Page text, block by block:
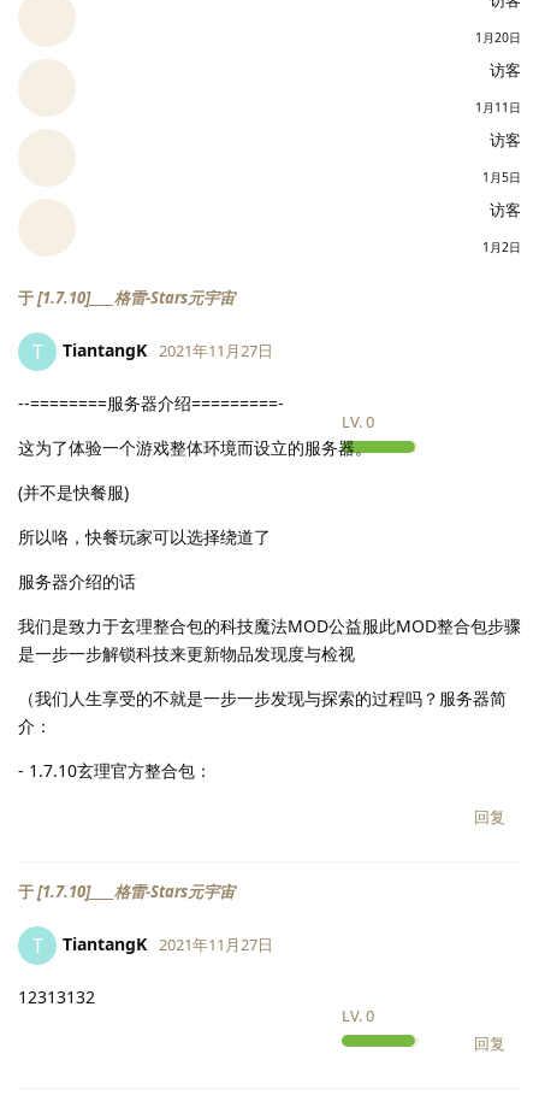
1月20日
访客
1月11日
访客
1月5日
访客
1月2日
于[1.7.10]____格雷-Stars元宇宙
T TiantangK
LV.0
2021年11月27日
--========服务器介绍=========-
这为了体验一个游戏整体环境而设立的服务器。
(并不是快餐服)
所以咯，快餐玩家可以选择绕道了
服务器介绍的话
我们是致力于玄理整合包的科技魔法MOD公益服此MOD整合包步骤
是一步一步解锁科技来更新物品发现度与检视
（我们人生享受的不就是一步一步发现与探索的过程吗？服务器简
介：
- 1.7.10玄理官方整合包：
回复
于[1.7.10]____格雷-Stars元宇宙
T TiantangK
LV.0
2021年11月27日
12313132
回复